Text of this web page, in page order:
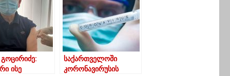
ისე
საქართველოში
კორონავირუსის